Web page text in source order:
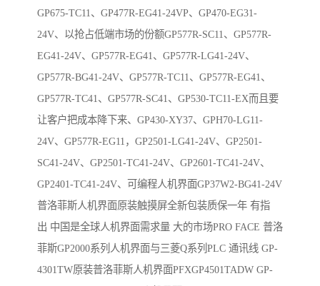
GP675-TC11、GP477R-EG41-24VP、GP470-EG31-
24V、以抢占低端市场的份额GP577R-SC11、GP577R-
EG41-24V、GP577R-EG41、GP577R-LG41-24V、
GP577R-BG41-24V、GP577R-TC11、GP577R-EG41、
GP577R-TC41、GP577R-SC41、GP530-TC11-EX而且要
让客户把成本降下来、GP430-XY37、GPH70-LG11-
24V、GP577R-EG11，GP2501-LG41-24V、GP2501-
SC41-24V、GP2501-TC41-24V、GP2601-TC41-24V、
GP2401-TC41-24V、可编程人机界面GP37W2-BG41-24V
普洛菲斯人机界面原装触摸屏全新包装质保一年 有指
出 中国是全球人机界面需求量 大的市场PRO FACE 普洛
菲斯GP2000系列人机界面与三菱Q系列PLC 通讯线 GP-
4301TW原装普洛菲斯人机界面PFXGP4501TADW GP-